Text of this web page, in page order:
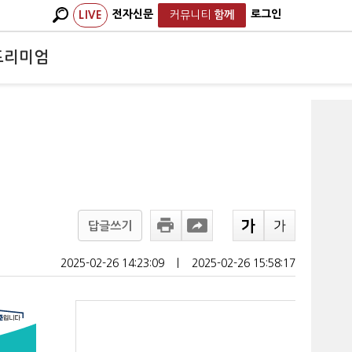
LIVE 전자신문 커뮤니티 함께 로그인
리미엄
답글쓰기
2025-02-26 14:23:09 2025-02-26 15:58:17